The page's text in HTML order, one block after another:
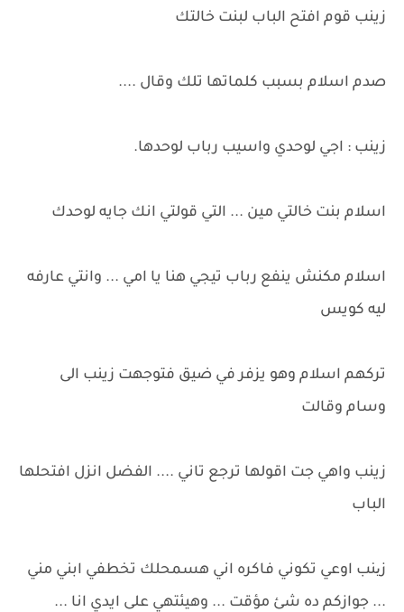
زينب قوم افتح الباب لبنت خالتك
صدم اسلام بسبب كلماتها تلك وقال ....
زينب : اجي لوحدي واسيب رباب لوحدها.
اسلام بنت خالتي مين ... التي قولتي انك جايه لوحدك
اسلام مكنش ينفع رباب تيجي هنا يا امي ... وانتي عارفه
ليه كويس
تركهم اسلام وهو يزفر في ضيق فتوجهت زينب الى
وسام وقالت
زينب واهي جت اقولها ترجع تاني .... الفضل انزل افتحلها
الباب
زینب اوعي تكوني فاكره اني هسمحلك تخطفي ابني مني
... جوازكم ده شئ مؤقت ... وهيئتهي على ايدي انا ...